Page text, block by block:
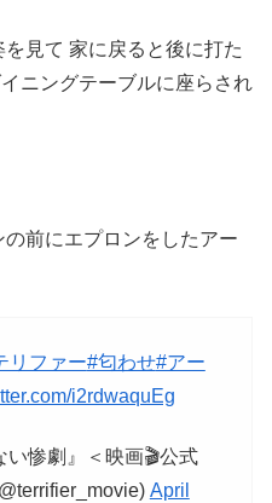
見て 家に戻ると後に打た
ニングテーブルに座らされ
前にエプロンをしたアー
リファー#匂わせ#アー
i2rdwaquEg
惨劇』＜映画🎬公式
April